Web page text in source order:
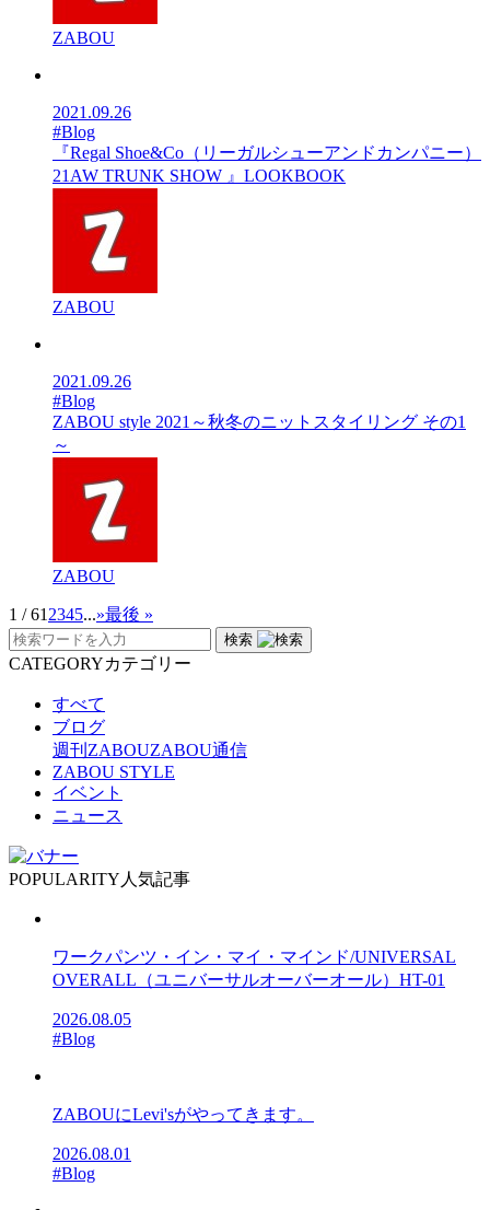
ZABOU
2021.09.26
#Blog
『Regal Shoe&Co（リーガルシューアンドカンパニー）
21AW TRUNK SHOW 』LOOKBOOK
ZABOU
2021.09.26
#Blog
ZABOU style 2021～秋冬のニットスタイリング その1
～
ZABOU
1 / 61 2345...»最後 »
検索
CATEGORYカテゴリー
すべて
ブログ
週刊ZABOUZABOU通信
ZABOU STYLE
イベント
ニュース
POPULARITY 人気記事
ワークパンツ・イン・マイ・マインド/UNIVERSAL
OVERALL（ユニバーサルオーバーオール）HT-01
2026.08.05
#Blog
ZABOUにLevi'sがやってきます。
2026.08.01
#Blog